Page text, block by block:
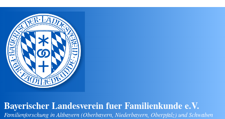
Direkt zum Inhalt
Bayerischer Landesverein fuer Familienkunde e.V.
Familienforschung in Altbayern (Oberbayern, Niederbayern, Oberpfalz) und Schwaben